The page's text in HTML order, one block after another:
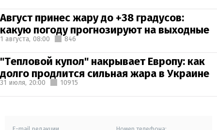
Август принес жару до +38 градусов:
какую погоду прогнозируют на выходные
1 августа, 08:00 846
"Тепловой купол" накрывает Европу: как
долго продлится сильная жара в Украине
31 июля, 20:00 10915
E-mail редакции Номер телефона: